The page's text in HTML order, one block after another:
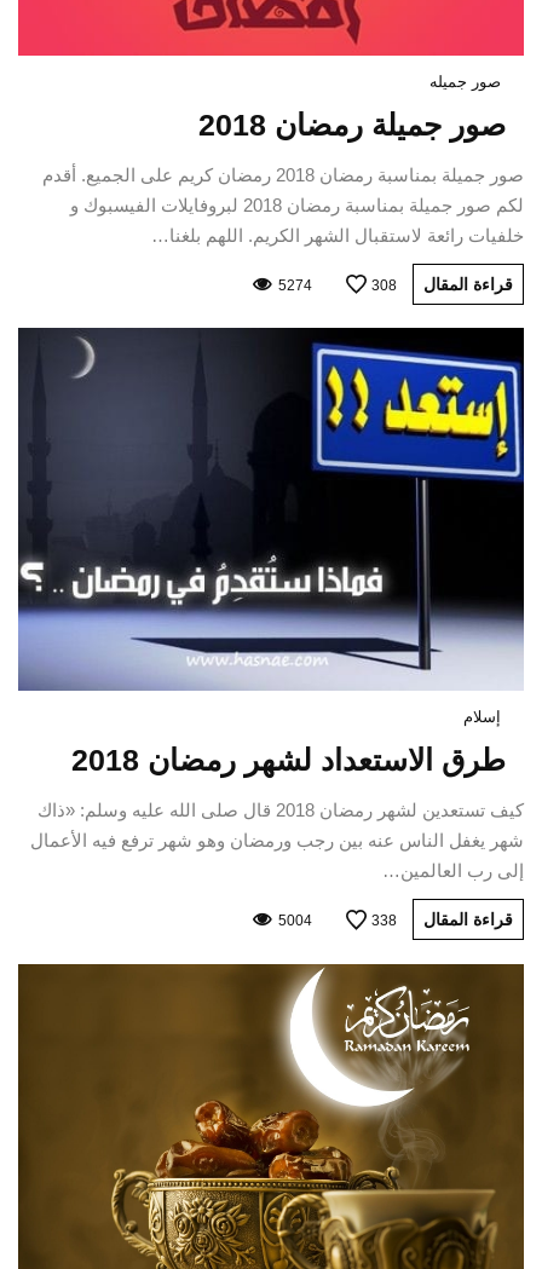
صور جميله
صور جميلة رمضان 2018
صور جميلة بمناسبة رمضان 2018 رمضان كريم على الجميع. أقدم
لكم صور جميلة بمناسبة رمضان 2018 لبروفايلات الفيسبوك و
خلفيات رائعة لاستقبال الشهر الكريم. اللهم بلغنا…
قراءة المقال 308
5274
إسلام
طرق الاستعداد لشهر رمضان 2018
كيف تستعدين لشهر رمضان 2018 قال صلى الله عليه وسلم: «ذاك
شهر يغفل الناس عنه بين رجب ورمضان وهو شهر ترفع فيه الأعمال
إلى رب العالمين…
قراءة المقال 338
5004